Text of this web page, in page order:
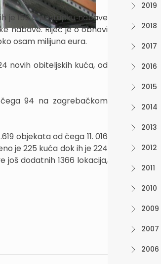
je 155 u postupku nabave
nabave. Riječ je o obnovi
osam milijuna eura.
novih obiteljskih kuća, od
94 na zagrebačkom
objekata od čega 11. 016
je 225 kuća dok ih je 224
još dodatnih 1366 lokacija,
2019
2018
2017
2016
2015
2014
2013
2012
2011
2010
2009
2007
2006